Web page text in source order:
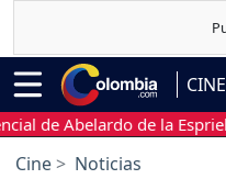
CINE
Abelardo de la Espriella
Cine Noticias